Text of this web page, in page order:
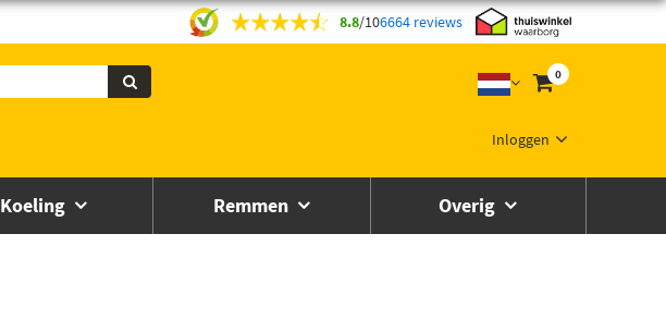
8.8/106664 reviews
0
Inloggen
Koeling Remmen Overig